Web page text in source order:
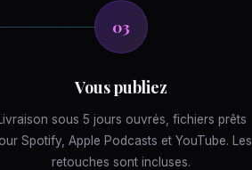
03
Vous publiez
sous 5 jours ouvrés, fichiers prêts
Spotify, Apple Podcasts et YouTube. Les
retouches sont incluses.